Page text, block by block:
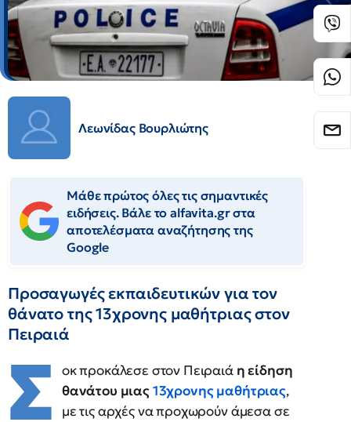
Λεωνίδας Βουρλιώτης
Μάθε πρώτος όλες τις σημαντικές
ειδήσεις. Βάλε το alfavita.gr στα
αποτελέσματα αναζήτησης της
Google
Προσαγωγές εκπαιδευτικών για τον
θάνατο της 13χρονης μαθήτριας στον
Πειραιά
Σ οκ προκάλεσε στον Πειραιάη είδηση
θανάτου μιας13χρονης μαθήτριας,
με τις αρχές να προχωρούν άμεσα σε